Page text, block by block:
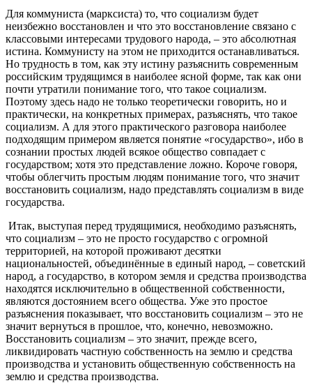
Для коммуниста (марксиста) то, что социализм будет
неизбежно восстановлен и что это восстановление связано с
классовыми интересами трудового народа, – это абсолютная
истина. Коммунисту на этом не приходится останавливаться.
Но трудность в том, как эту истину разъяснить современным
российским трудящимся в наиболее ясной форме, так как они
почти утратили понимание того, что такое социализм.
Поэтому здесь надо не только теоретически говорить, но и
практически, на конкретных примерах, разъяснять, что такое
социализм. А для этого практического разговора наиболее
подходящим примером является понятие «государство», ибо в
сознании простых людей всякое общество совпадает с
государством; хотя это представление ложно. Короче говоря,
чтобы облегчить простым людям понимание того, что значит
восстановить социализм, надо представлять социализм в виде
государства.
Итак, выступая перед трудящимися, необходимо разъяснять,
что социализм – это не просто государство с огромной
территорией, на которой проживают десятки
национальностей, объединённые в единый народ, – советский
народ, а государство, в котором земля и средства производства
находятся исключительно в общественной собственности,
являются достоянием всего общества. Уже это простое
разъяснения показывает, что восстановить социализм – это не
значит вернуться в прошлое, что, конечно, невозможно.
Восстановить социализм – это значит, прежде всего,
ликвидировать частную собственность на землю и средства
производства и установить общественную собственность на
землю и средства производства.